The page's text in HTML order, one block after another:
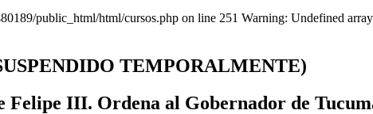
public_html/html/cursos.php on line 251 Warning: Undefined
TEMPORALMENTE)
III. Ordena al Gobernador de